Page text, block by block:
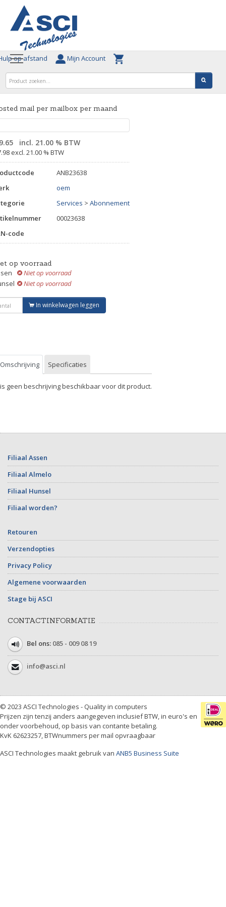
op afstand Mijn Account
mail per mailbox per maand
incl. 21.00 % BTW
excl. 21.00 % BTW
ANB23638
oem
Services > Abonnement
00023638
code
op voorraad
Niet op voorraad
Niet op voorraad
In winkelwagen leggen
Omschrijving Specificaties
geen beschrijving beschikbaar voor dit product.
Filiaal Assen
Filiaal Almelo
Filiaal Hunsel
Filiaal worden?
Retouren
Verzendopties
Privacy Policy
Algemene voorwaarden
Stage bij ASCI
CONTACTINFORMATIE
Bel ons: 085 - 009 08 19
info@asci.nl
© 2023 ASCI Technologies - Quality in computers
Prijzen zijn tenzij anders aangegeven inclusief BTW, in euro's en
onder voorbehoud, op basis van contante betaling.
KvK 62623257, BTWnummers per mail opvraagbaar
ASCI Technologies maakt gebruik van ANB5 Business Suite